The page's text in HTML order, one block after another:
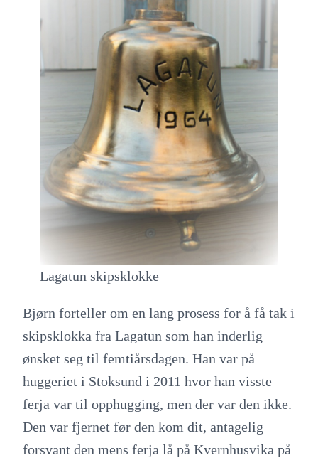
Lagatun skipsklokke
Bjørn forteller om en lang prosess for å få tak i
skipsklokka fra Lagatun som han inderlig
ønsket seg til femtiårsdagen. Han var på
huggeriet i Stoksund i 2011 hvor han visste
ferja var til opphugging, men der var den ikke.
Den var fjernet før den kom dit, antagelig
forsvant den mens ferja lå på Kvernhusvika på